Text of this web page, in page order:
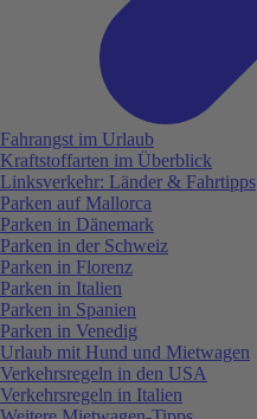
Fahrangst im Urlaub
Kraftstoffarten im Überblick
Linksverkehr: Länder & Fahrtipps
Parken auf Mallorca
Parken in Dänemark
Parken in der Schweiz
Parken in Florenz
Parken in Italien
Parken in Spanien
Parken in Venedig
Urlaub mit Hund und Mietwagen
Verkehrsregeln in den USA
Verkehrsregeln in Italien